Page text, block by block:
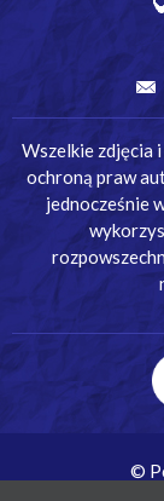
Wszelkie zdjęcia
ochroną praw
jednocześnie
©